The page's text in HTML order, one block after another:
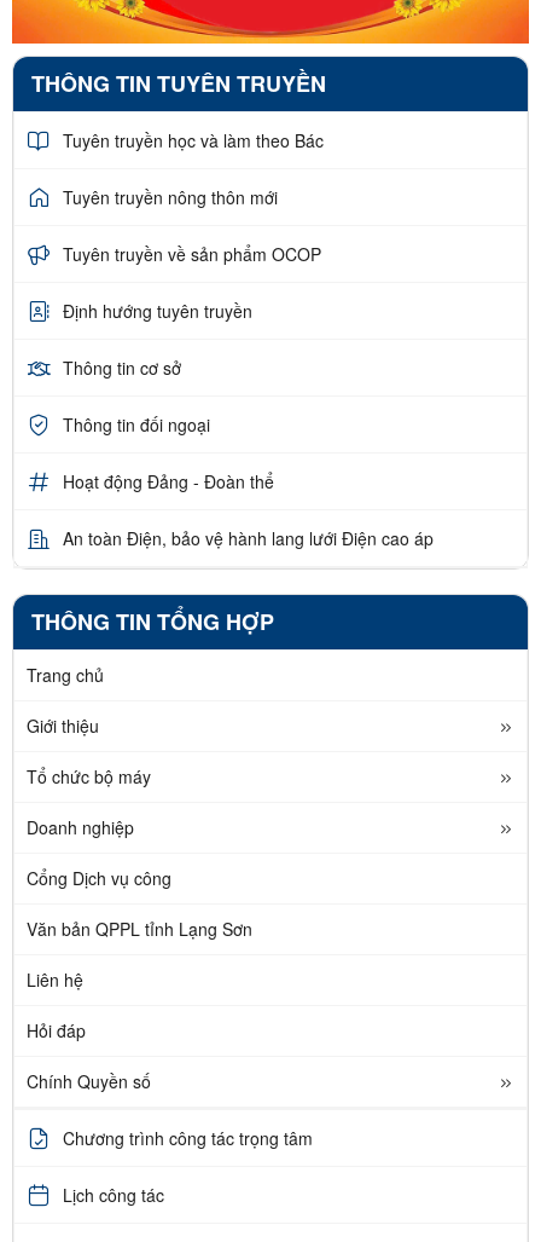
THÔNG TIN TUYÊN TRUYỀN
Tuyên truyền học và làm theo Bác
Tuyên truyền nông thôn mới
Tuyên truyền về sản phẩm OCOP
Định hướng tuyên truyền
Thông tin cơ sở
Thông tin đối ngoại
Hoạt động Đảng - Đoàn thể
An toàn Điện, bảo vệ hành lang lưới Điện cao áp
THÔNG TIN TỔNG HỢP
Trang chủ
Giới thiệu
Tổ chức bộ máy
Doanh nghiệp
Cổng Dịch vụ công
Văn bản QPPL tỉnh Lạng Sơn
Liên hệ
Hỏi đáp
Chính Quyền số
Chương trình công tác trọng tâm
Lịch công tác